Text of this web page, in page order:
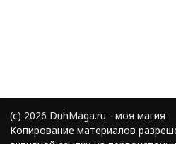
(с) 2026 DuhMaga.ru - моя магия
Копирование материалов